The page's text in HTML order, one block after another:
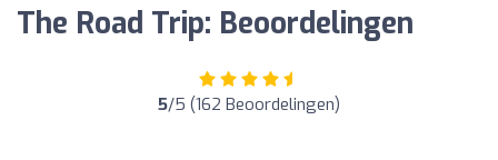
The Road Trip: Beoordelingen
5/5 (162 Beoordelingen)